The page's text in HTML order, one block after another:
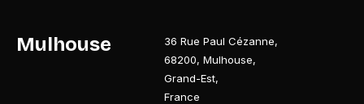
Mulhouse 36 Rue Paul Cézanne,
68200,Mulhouse,
Grand-Est,
France